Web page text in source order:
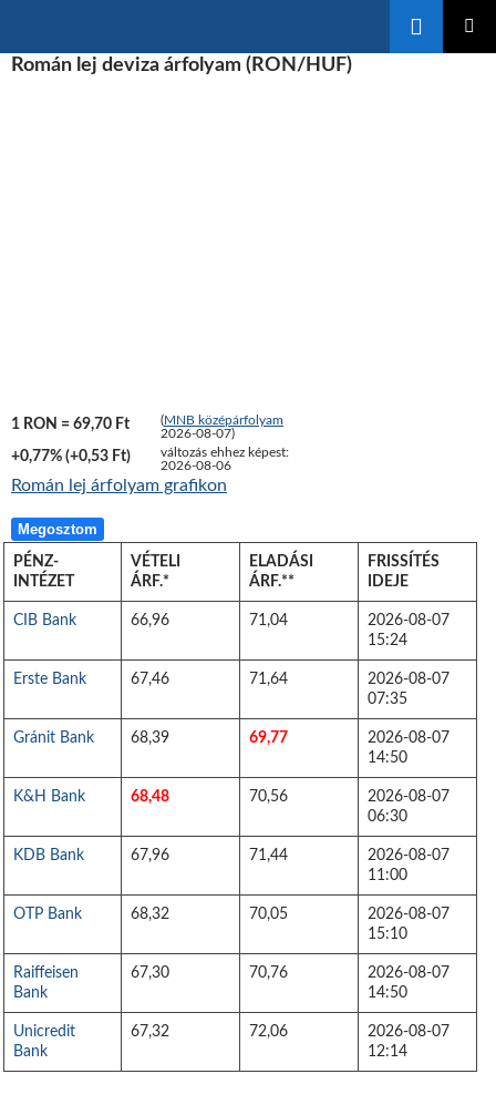
ARomán lej deviza árfolyam (RON/HUF)
1 RON = 69,70 Ft (MNB középárfolyam
2026-08-07)
+0,77% (+0,53 Ft)
változás ehhez képest:
2026-08-06
Román lej árfolyam grafikon
Megosztom
PÉNZ-
INTÉZET
VÉTELI
ÁRF.*
ELADÁSI
ÁRF.**
FRISSÍTÉS
IDEJE
CIB Bank 66,96 71,04
2026-08-07
15:24
Erste Bank 67,46 71,64
2026-08-07
07:35
Gránit Bank 68,39 69,77
2026-08-07
14:50
K&H Bank 68,48 70,56
2026-08-07
06:30
KDB Bank 67,96 71,44
2026-08-07
11:00
OTP Bank 68,32 70,05
2026-08-07
15:10
Raiffeisen
Bank
67,30 70,76
2026-08-07
14:50
Unicredit
Bank
67,32 72,06
2026-08-07
12:14